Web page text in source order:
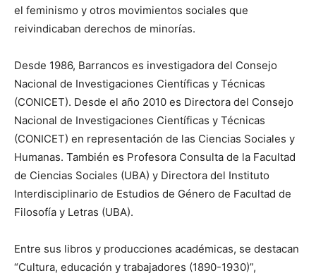
el feminismo y otros movimientos sociales que
reivindicaban derechos de minorías.
Desde 1986, Barrancos es investigadora del Consejo
Nacional de Investigaciones Científicas y Técnicas
(CONICET). Desde el año 2010 es Directora del Consejo
Nacional de Investigaciones Científicas y Técnicas
(CONICET) en representación de las Ciencias Sociales y
Humanas. También es Profesora Consulta de la Facultad
de Ciencias Sociales (UBA) y Directora del Instituto
Interdisciplinario de Estudios de Género de Facultad de
Filosofía y Letras (UBA).
Entre sus libros y producciones académicas, se destacan
“Cultura, educación y trabajadores (1890-1930)”,